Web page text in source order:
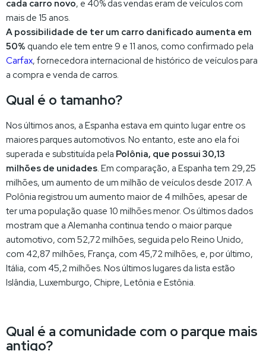
cada carro novo, e 40% das vendas eram de veículos com
mais de 15 anos.
A possibilidade de ter um carro danificado aumenta em
50% quando ele tem entre 9 e 11 anos, como confirmado pela
Carfax, fornecedora internacional de histórico de veículos para
a compra e venda de carros.
Qual é o tamanho?
Nos últimos anos, a Espanha estava em quinto lugar entre os
maiores parques automotivos. No entanto, este ano ela foi
superada e substituída pela Polônia, que possui 30,13
milhões de unidades. Em comparação, a Espanha tem 29,25
milhões, um aumento de um milhão de veículos desde 2017. A
Polônia registrou um aumento maior de 4 milhões, apesar de
ter uma população quase 10 milhões menor. Os últimos dados
mostram que a Alemanha continua tendo o maior parque
automotivo, com 52,72 milhões, seguida pelo Reino Unido,
com 42,87 milhões, França, com 45,72 milhões, e, por último,
Itália, com 45,2 milhões. Nos últimos lugares da lista estão
Islândia, Luxemburgo, Chipre, Letônia e Estônia.
Qual é a comunidade com o parque mais
antigo?